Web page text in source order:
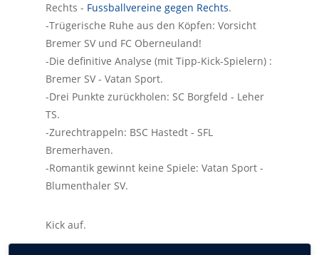
Nutzung des Service zu, um
dieses Video anzusehen.
Mehr Informationen
Powered byUsercentrics
Consent Management
Platform
Rechts - Fussballvereine gegen Rechts.
-Trügerische Ruhe aus den Köpfen: Vorsicht
Bremer SV und FC Oberneuland!
-Die definitive Analyse (mit Tipp-Kick-Spielern) :
Bremer SV - Vatan Sport.
-Drei Punkte zurückholen: SC Borgfeld - Leher
TS.
-Zurechtrappeln: BSC Hastedt - SFL
Bremerhaven.
-Romantik gewinnt keine Spiele: Vatan Sport -
Blumenthaler SV.
Kick auf.